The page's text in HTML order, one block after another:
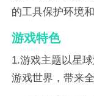
的工具保护环境
游戏特色
1.游戏主题以星
游戏世界，带来